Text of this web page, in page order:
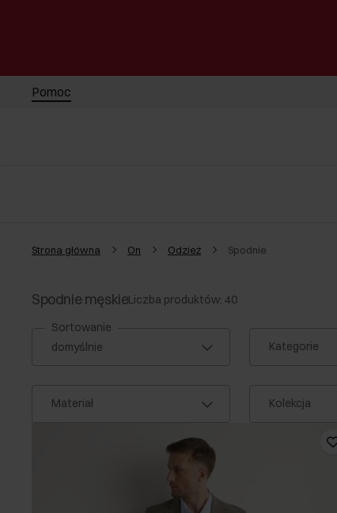
Pomoc
Strona główna On Odzież Spodnie
Spodnie męskieLiczba produktów: 40
Sortowanie
Kategorie
Materiał Kolekcja